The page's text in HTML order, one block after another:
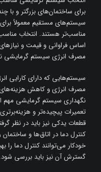
برای ساختمان‌های بزرگتر و با
سیستم‌های مستقیم معمولاً
مناسب‌تر هستند. انتخاب مناسب
اساس فراوانی و قیمت و
مصرف انرژی سیستم گرمایشی
سیستم‌هایی که دارای کارایی
مصرف انرژی و کاهش
نگهداری سیستم گرمایشی
تعمیرات پیچیده‌تر و
قطعات یدکی نیز باید در نظر
کنترل دما در اتاق‌ها و
خودکار می‌توانند کنترل دما
گسترش آن نیز باید بررسی شود.